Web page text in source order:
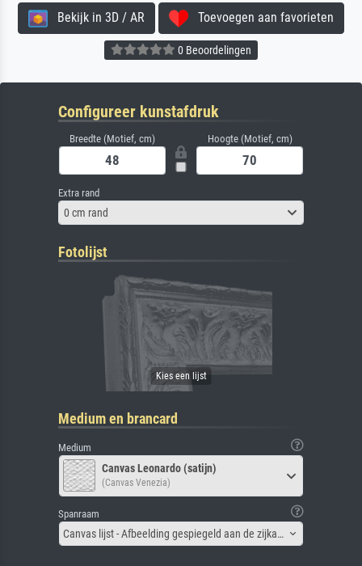
Bekijk in 3D / AR Toevoegen aan favorieten
0 Beoordelingen
Configureer kunstafdruk
Breedte (Motief, cm) Hoogte (Motief, cm)
Extra rand
0 cm rand
Fotolijst
Medium en brancard
Medium
Canvas Leonardo (satijn)
(Canvas Venezia)
Spanraam
Canvas lijst - Afbeelding gespiegeld aan de zijkant